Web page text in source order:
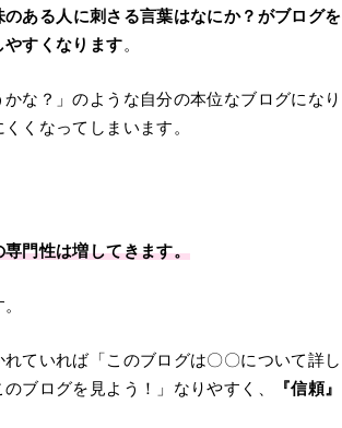
ある人に刺さる言葉はなにか？がブログを
すくなります。
な？」のような自分の本位なブログになり
くなってしまいます。
門性は増してきます。
ていれば「このブログは〇〇について詳し
ブログを見よう！」なりやすく、
『信頼』